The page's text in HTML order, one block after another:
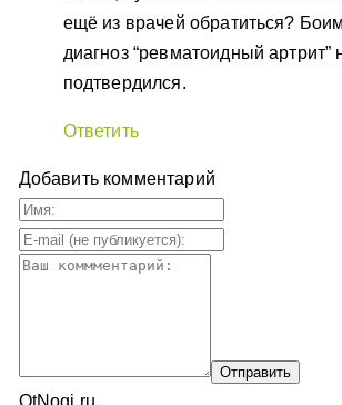
ещё из врачей обратиться?
диагноз “ревматоидный артрит”
подтвердился.
Ответить
Добавить комментарий
OtNogi.ru